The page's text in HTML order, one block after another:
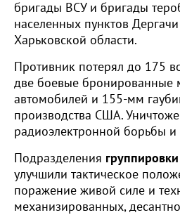
бригады ВСУ и бригады
населенных пунктов
Харьковской области.
Противник потерял до 175
две боевые бронированные
автомобилей и 155-мм
производства США.
радиоэлектронной борьбы и
Подразделения
улучшили тактическое
поражение живой силе и
механизированных,